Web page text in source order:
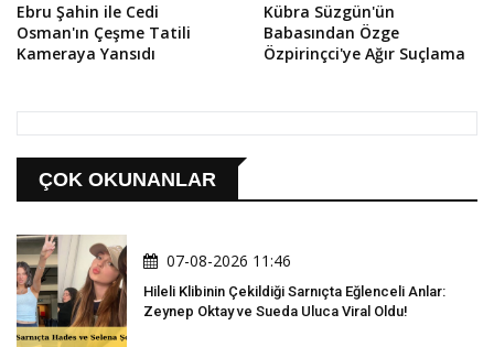
Ebru Şahin ile Cedi
Osman'ın Çeşme Tatili
Kameraya Yansıdı
Kübra Süzgün'ün
Babasından Özge
Özpirinçci'ye Ağır Suçlama
ÇOK OKUNANLAR
07-08-2026 11:46
Hileli Klibinin Çekildiği Sarnıçta Eğlenceli Anlar:
Zeynep Oktay ve Sueda Uluca Viral Oldu!